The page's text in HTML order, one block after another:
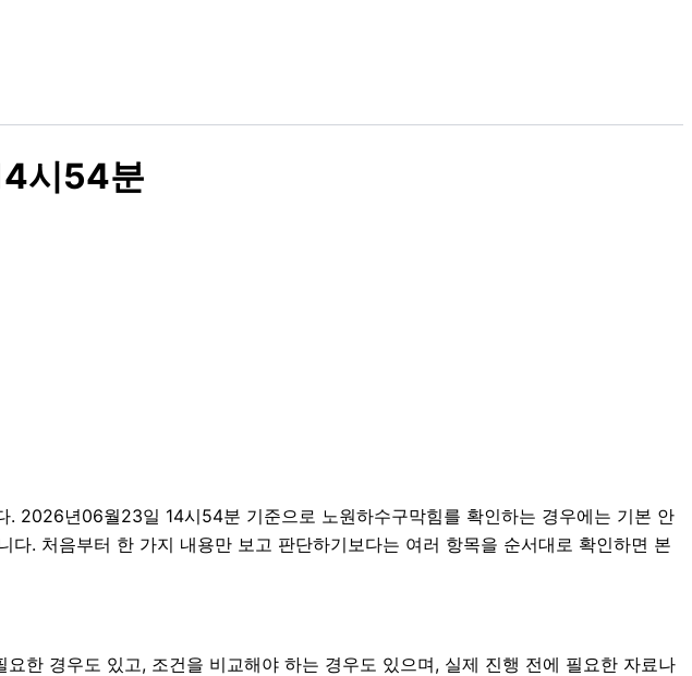
시54분
2026년06월23일 14시54분 기준으로 노원하수구막힘를 확인하는 경우에는 기본 안
. 처음부터 한 가지 내용만 보고 판단하기보다는 여러 항목을 순서대로 확인하면 본
한 경우도 있고, 조건을 비교해야 하는 경우도 있으며, 실제 진행 전에 필요한 자료나